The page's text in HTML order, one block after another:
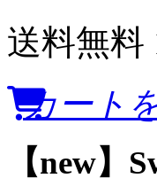
送料無料
カート
【new】